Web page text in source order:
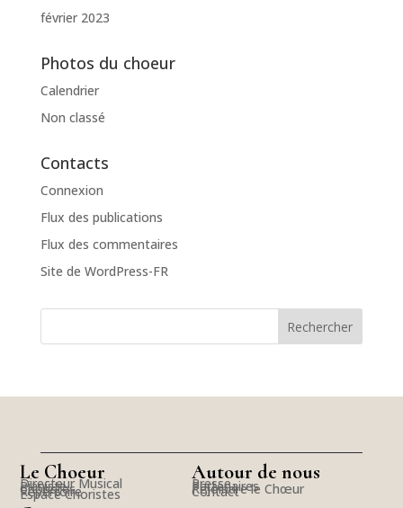
février 2023
Photos du choeur
Calendrier
Non classé
Contacts
Connexion
Flux des publications
Flux des commentaires
Site de WordPress-FR
Le Choeur
Directeur Musical
Pianiste
Choristes
Répertoire
Espace Choristes
Autour de nous
Presse
Partenaires
Rejoindre le Chœur
Contact